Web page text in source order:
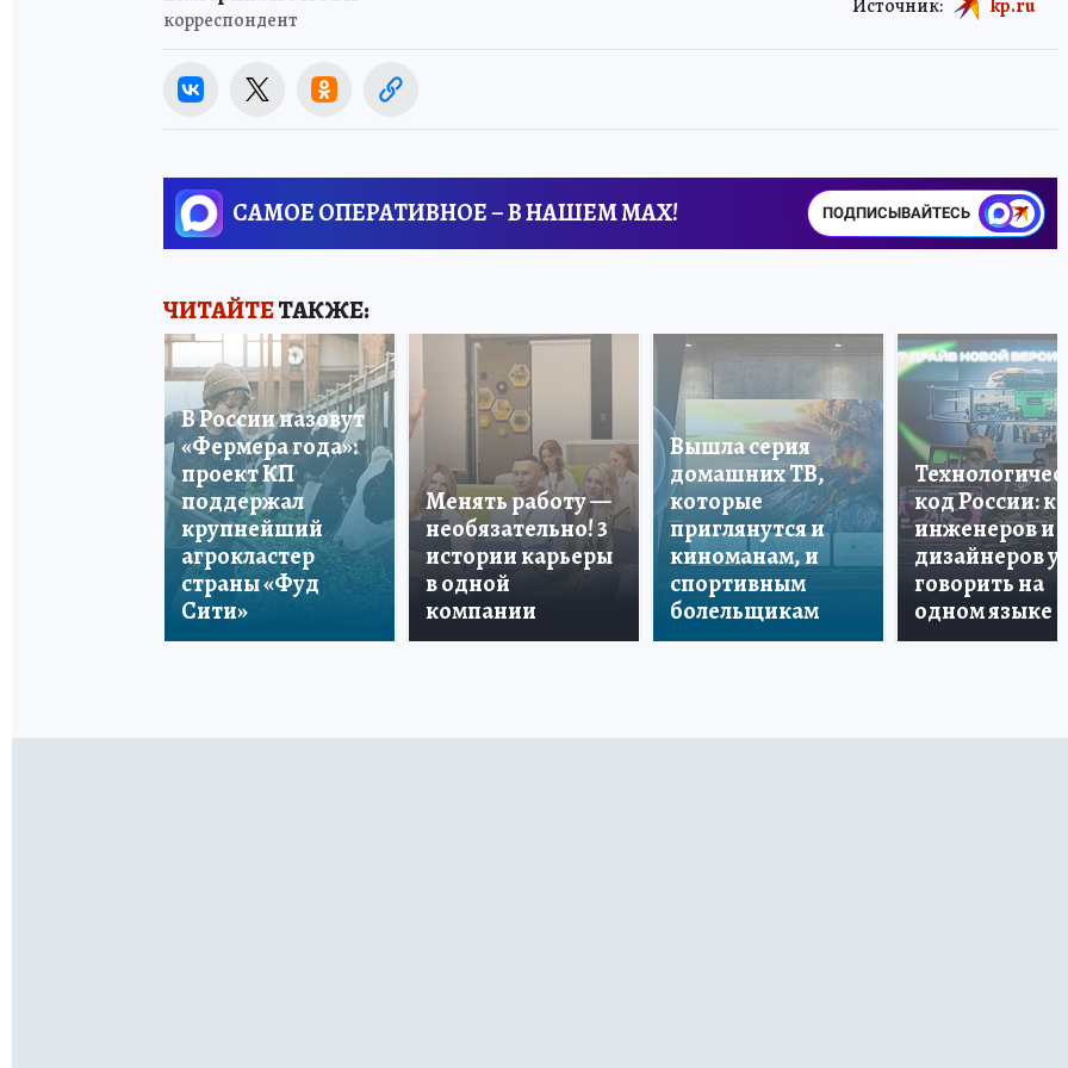
корреспондент
Источник: kp.ru
САМОЕ ОПЕРАТИВНОЕ – В НАШЕМ MAX! ПОДПИСЫВАЙТЕСЬ
ЧИТАЙТЕТАКЖЕ:
В России назовут
«Фермера года»:
проект КП
поддержал
крупнейший
агрокластер
страны «Фуд
Сити»
Менять работу —
необязательно! 3
истории карьеры
в одной
компании
Вышла серия
домашних ТВ,
которые
приглянутся и
киноманам, и
спортивным
болельщикам
код России: как
инженеров и
дизайнеров
говорить на
одном языке